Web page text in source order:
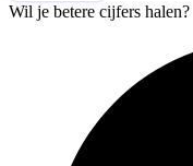
Wil je betere cijfers halen?